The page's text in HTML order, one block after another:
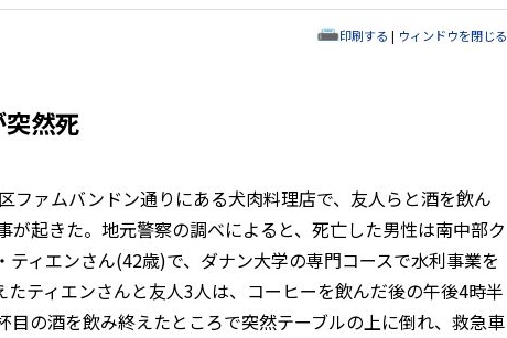
印刷する | ウィンドウを閉じる
然死
ァムバンドン通りにある犬肉料理店で、友人らと酒を飲ん
起きた。地元警察の調べによると、死亡した男性は南中部ク
ィエンさん(42歳)で、ダナン大学の専門コースで水利事業を
ティエンさんと友人3人は、コーヒーを飲んだ後の午後4時半
目の酒を飲み終えたところで突然テーブルの上に倒れ、救急車